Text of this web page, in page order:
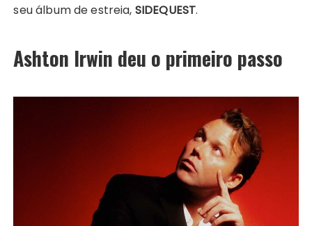
seu álbum de estreia, SIDEQUEST.
Ashton Irwin deu o primeiro passo